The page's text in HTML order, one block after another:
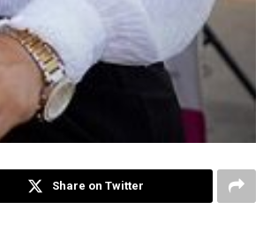
Share on Twitter